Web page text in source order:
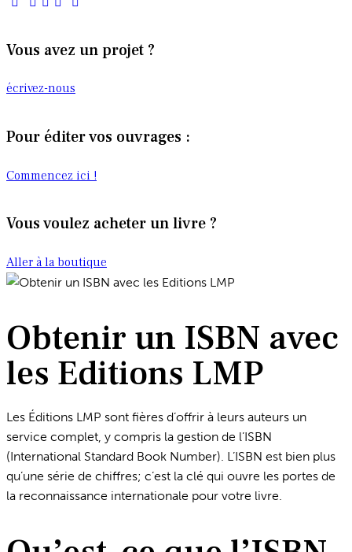
Vous avez un projet ?
écrivez-nous
Pour éditer vos ouvrages :
Commencez ici !
Vous voulez acheter un livre ?
Aller à la boutique
Obtenir un ISBN avec
les Editions LMP
Les Éditions LMP sont fières d’offrir à leurs auteurs un
service complet, y compris la gestion de l’ISBN
(International Standard Book Number). L’ISBN est bien plus
qu’une série de chiffres; c’est la clé qui ouvre les portes de
la reconnaissance internationale pour votre livre.